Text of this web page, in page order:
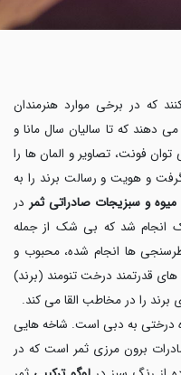
که در برخی موارد هنرمندان
دهند که تا سالیان سال مانا و
توان فونت، تصاویر و المان ها را
گرفت و هویت و رسالت برند را به
و سبزیجات صادراتی ثمر در
انجام شد که بی شک از جمله
ها انجام شده، محبوب و
های قدرتمند درخت تنومند (برند)
برند را در مخاطب القا می کند.
درختی به دبی است. شاخه هایی
برون مرزی ثمر است که در